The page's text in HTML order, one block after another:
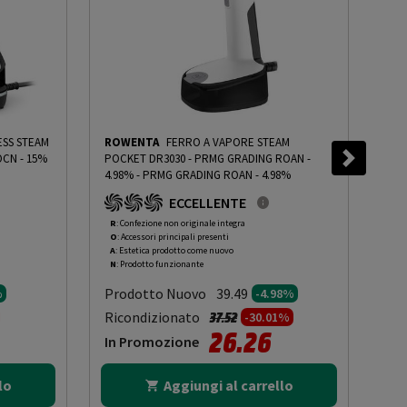
STEAM
- 15%
da
ROWENTA FERRO A VAPORE STEAM
POCKET DR3030 - PRMG GRADING ROAN -
4.98%- PRMG GRADING ROAN - 4.98%
ECCELLENTE
R: Confezione non originale integra
O: Accessori principali presenti
A: Estetica prodotto come nuovo
N: Prodotto funzionante
Prodotto Nuovo 39.49 -4.98%
Ricondizionato Prezzo ridotto da
37.52a-30.01%
In Promozione 26.26
Aggiungi al carrello